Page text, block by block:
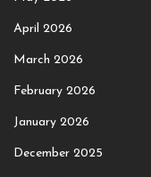
April 2026
March 2026
February 2026
January 2026
December 2025